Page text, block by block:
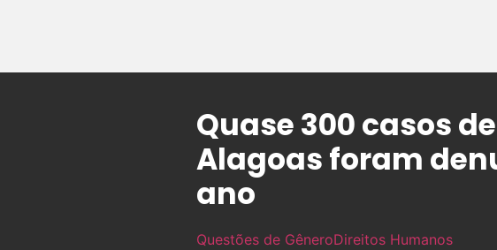
Quase 300 casos
Alagoas foram
ano
Questões de GêneroDireitos Humanos